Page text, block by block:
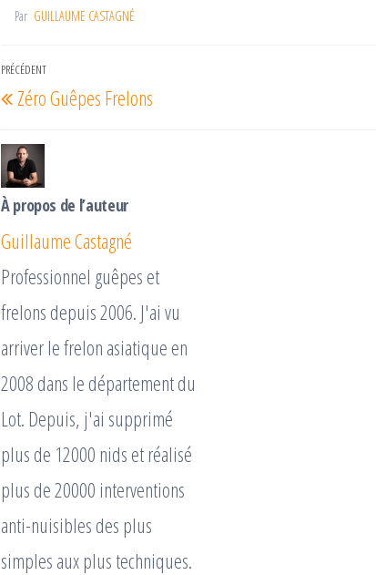
Par GUILLAUME CASTAGNÉ
Navigation
de
Article
précédent
PRÉCÉDENT
Zéro Guêpes Frelons
À propos de l’auteur
Guillaume Castagné
Professionnel guêpes et
frelons depuis 2006. J'ai vu
arriver le frelon asiatique en
2008 dans le département du
Lot. Depuis, j'ai supprimé
plus de 12000 nids et réalisé
plus de 20000 interventions
anti-nuisibles des plus
simples aux plus techniques.